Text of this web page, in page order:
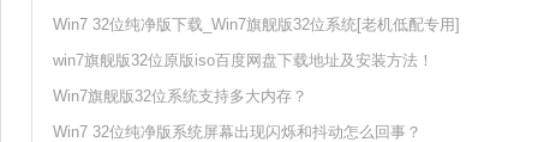
Win7 32位纯净版下载_Win7旗舰版32位系统[老机低配专用]
win7旗舰版32位原版iso百度网盘下载地址及安装方法！
Win7旗舰版32位系统支持多大内存？
Win7 32位纯净版系统屏幕出现闪烁和抖动怎么回事？